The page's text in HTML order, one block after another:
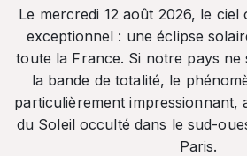
Le mercredi 12 août 2026, le
exceptionnel : une éclipse
toute la France. Si notre pays
la bande de totalité, le
particulièrement impressionnant,
du Soleil occulté dans le sud-
Paris.